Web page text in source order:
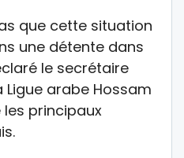
que cette situation
une détente dans
le secrétaire
arabe Hossam
les principaux